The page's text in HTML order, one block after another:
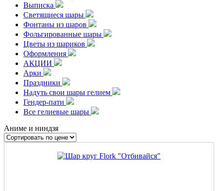
Выписка
Светящиеся шары
Фонтаны из шаров
Фольгированные шары
Цветы из шариков
Оформления
АКЦИИ
Арки
Праздники
Надуть свои шары гелием
Гендер-пати
Все гелиевые шары
Аниме и ниндзя